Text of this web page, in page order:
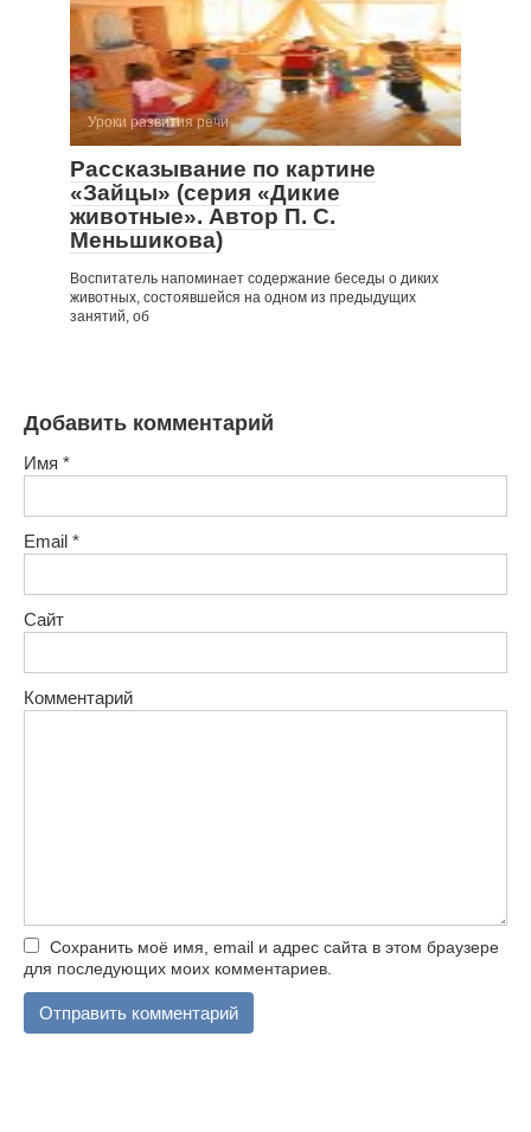
Уроки развития речи
Рассказывание по картине
«Зайцы» (серия «Дикие
животные». Автор П. С.
Меньшикова)
Воспитатель напоминает содержание беседы о диких
животных, состоявшейся на одном из предыдущих
занятий, об
Добавить комментарий
Имя *
Email *
Сайт
Комментарий
Сохранить моё имя, email и адрес сайта в этом браузере
для последующих моих комментариев.